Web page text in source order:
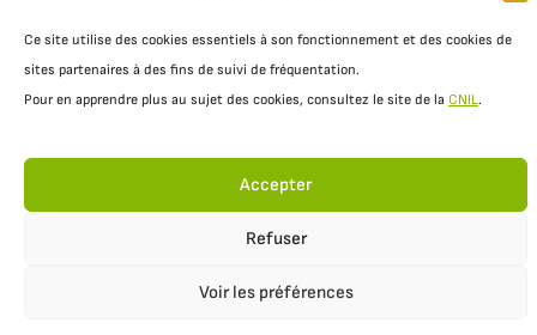
Ce site utilise des cookies essentiels à son fonctionnement et des cookies de
sites partenaires à des fins de suivi de fréquentation.
Pour en apprendre plus au sujet des cookies, consultez le site de la CNIL.
Accepter
Refuser
Voir les préférences
Politique de confidentialité